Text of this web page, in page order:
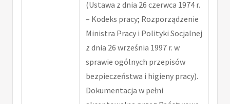
(Ustawa z dnia 26 czerwca 1974 r.
– Kodeks pracy; Rozporządzenie
Ministra Pracy i Polityki Socjalnej
z dnia 26 września 1997 r. w
sprawie ogólnych przepisów
bezpieczeństwa i higieny pracy).
Dokumentacja w pełni